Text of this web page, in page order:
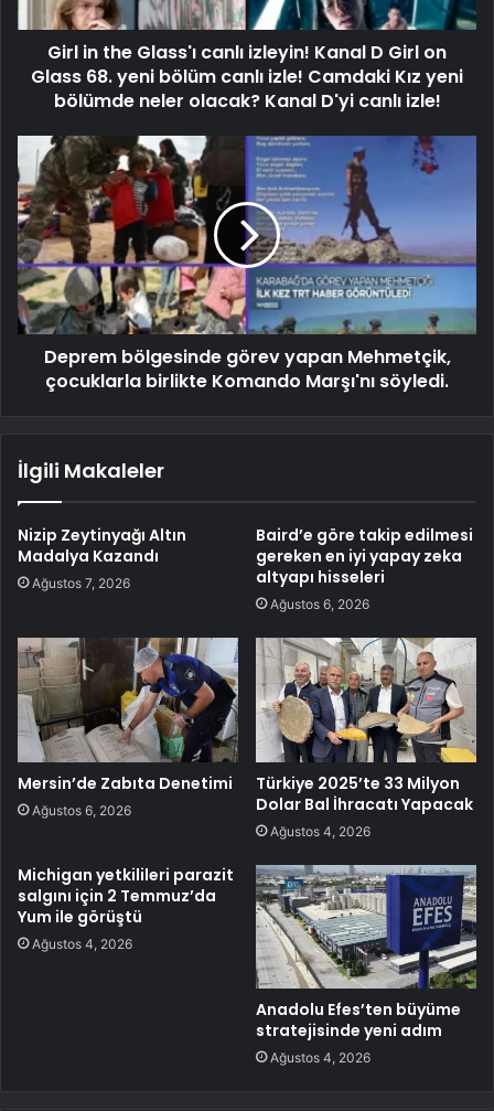
Girl in the Glass'ı canlı izleyin! Kanal D Girl on
Glass 68. yeni bölüm canlı izle! Camdaki Kız yeni
bölümde neler olacak? Kanal D'yi canlı izle!
Deprem bölgesinde görev yapan Mehmetçik,
çocuklarla birlikte Komando Marşı'nı söyledi.
İlgili Makaleler
Nizip Zeytinyağı Altın
Madalya Kazandı
Ağustos 7, 2026
Baird’e göre takip edilmesi
gereken en iyi yapay zeka
altyapı hisseleri
Ağustos 6, 2026
Mersin’de Zabıta Denetimi
Ağustos 6, 2026
Türkiye 2025’te 33 Milyon
Dolar Bal İhracatı Yapacak
Ağustos 4, 2026
Michigan yetkilileri parazit
salgını için 2 Temmuz’da
Yum ile görüştü
Ağustos 4, 2026
Anadolu Efes’ten büyüme
stratejisinde yeni adım
Ağustos 4, 2026